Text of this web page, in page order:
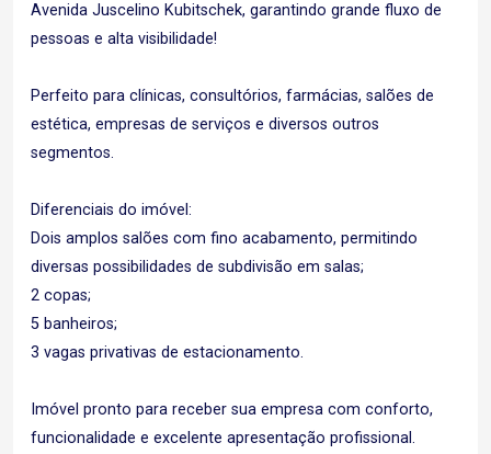
Avenida Juscelino Kubitschek, garantindo grande fluxo de
pessoas e alta visibilidade!
Perfeito para clínicas, consultórios, farmácias, salões de
estética, empresas de serviços e diversos outros
segmentos.
Diferenciais do imóvel:
Dois amplos salões com fino acabamento, permitindo
diversas possibilidades de subdivisão em salas;
2 copas;
5 banheiros;
3 vagas privativas de estacionamento.
Imóvel pronto para receber sua empresa com conforto,
funcionalidade e excelente apresentação profissional.